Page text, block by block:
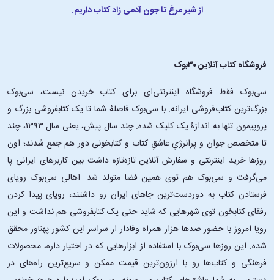
از شیر مرغ تا جون آدمی زاد کتاب داریم.
فروشگاه کتاب آنلاین ۳۰بوک
سی‌بوک فقط فروشگاه اینترنتی‌ای برای کتاب خریدن نیست، سی‌بوک
بزرگ‌ترین کتاب‌فروشی ایرانه. با سی‌بوک فاصلۀ شما تا یک کتابفروشی بزرگ و
پروپیمون تنها به اندازۀ یک کلیک شده. چند سال پیش، یعنی سال ۱۳۹۳، چند
تا متخصص جوان و پرانرژیِ عاشقِ کتاب و کتابخونی دور هم جمع شدند؛ اون‌
روزها خرید اینترنتی و سفارش آنلاین تازه‌تازه داشت بین کاربرهای ایرانی پا
می‌گرفت و سی‌بوک هم توی همین فضا متولد شد. اهالی سی‌بوک رویای
فرستادن کتاب به دوردست‌ترین جاهای ایران رو داشتند، رویای پیدا کردن
رفقای کتابخون توی شهرهایی که شاید حتی یک کتابفروشی هم نداشت و این
رویا امروز با حضور صدها هزار همراه وفادار از سراسر این کشور پهناور محقق
شده. این ‌روزها سی‌بوک با استفاده از ابزارهایی که در اختیار داره، محصولات
فرهنگی و کتاب‌ها رو با ارزون‌ترین قیمت ممکن و سریع‌ترین راه‌های در